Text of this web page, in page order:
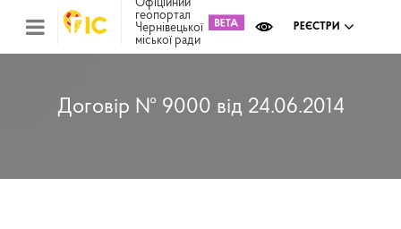
Офіційний
геопортал
Чернівецької
міської ради
РЕЄСТРИ
Договір № 9000 від 24.06.2014